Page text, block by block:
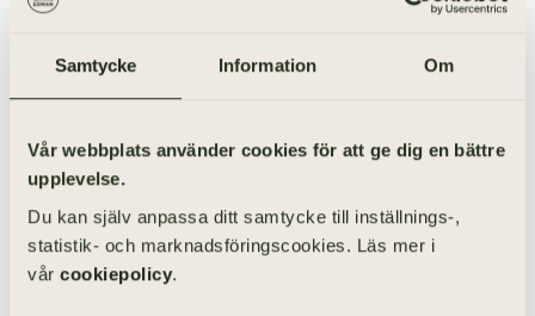
Samtycke Information Om
Vår webbplats använder cookies för att ge dig en bättre
upplevelse.
Du kan själv anpassa ditt samtycke till inställnings-,
statistik- och marknadsföringscookies. Läs mer i
vår cookiepolicy.
Datum för upprättandet av testamentet.
Att testamentet är bevittnat – vilket intygas med
ort, datum, namnteckning och namnförtydligande.